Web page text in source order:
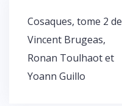
Cosaques, tome 2 de
Vincent Brugeas,
Ronan Toulhaot et
Yoann Guillo